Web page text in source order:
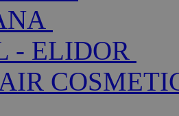
- ELIDOR